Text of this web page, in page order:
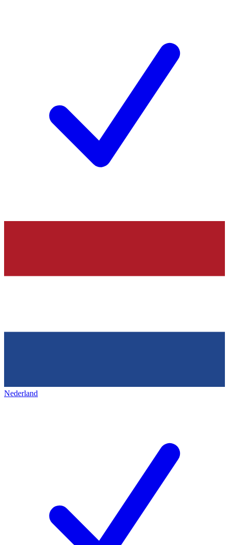
Nederland